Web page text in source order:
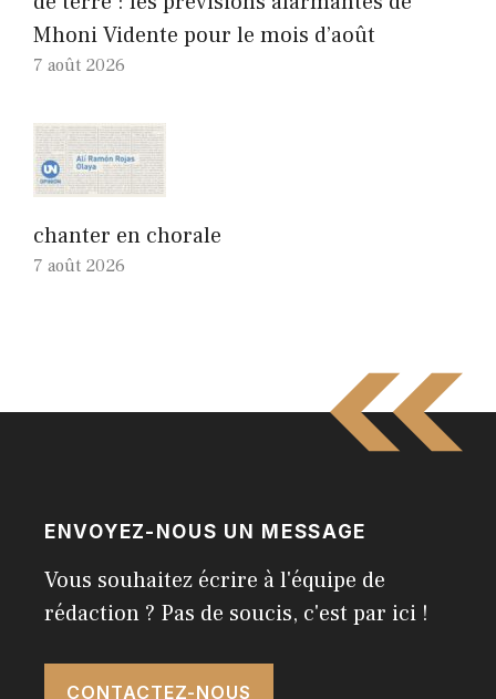
Mhoni Vidente pour le mois d’août
7 août 2026
chanter en chorale
7 août 2026
ENVOYEZ-NOUS UN MESSAGE
Vous souhaitez écrire à l'équipe de
rédaction ? Pas de soucis, c'est par ici !
CONTACTEZ-NOUS